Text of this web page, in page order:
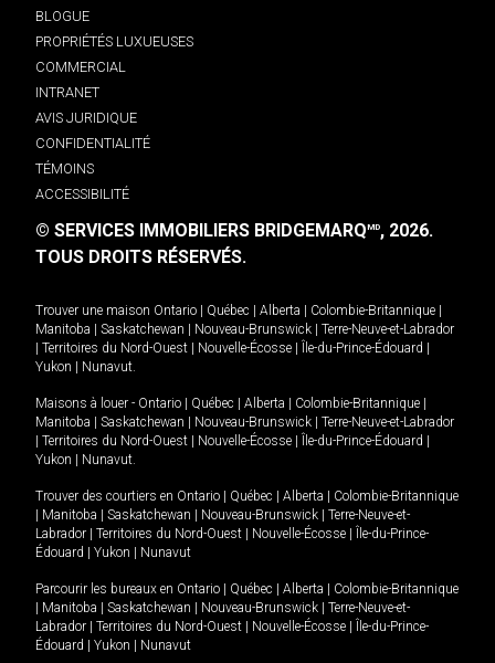
BLOGUE
PROPRIÉTÉS LUXUEUSES
COMMERCIAL
INTRANET
AVIS JURIDIQUE
CONFIDENTIALITÉ
TÉMOINS
ACCESSIBILITÉ
© SERVICES IMMOBILIERS BRIDGEMARQMD, 2026.
TOUS DROITS RÉSERVÉS.
Trouver une maison Ontario Québec Alberta Colombie-Britannique
Manitoba
Saskatchewan Nouveau-Brunswick
Terre-Neuve-et-Labrador
Territoires du Nord-Ouest Nouvelle-Écosse Île-du-Prince-Édouard
Yukon
Nunavut.
Maisons à louer - Ontario Québec Alberta Colombie-Britannique
Manitoba
Saskatchewan Nouveau-Brunswick
Terre-Neuve-et-Labrador
Territoires du Nord-Ouest Nouvelle-Écosse Île-du-Prince-Édouard
Yukon
Nunavut.
Trouver des courtiers en Ontario Québec Alberta
Colombie-Britannique
Manitoba Saskatchewan Nouveau-Brunswick
Terre-Neuve-et-
Labrador
Territoires du Nord-Ouest Nouvelle-Écosse
Île-du-Prince-
Édouard
Yukon Nunavut
Parcourir les bureaux en Ontario Québec Alberta
Colombie-Britannique
Manitoba Saskatchewan Nouveau-Brunswick
Terre-Neuve-et-
Labrador
Territoires du Nord-Ouest Nouvelle-Écosse
Île-du-Prince-
Édouard
Yukon Nunavut